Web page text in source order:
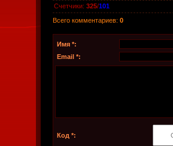
Счетчики: 325/101
Всего комментариев: 0
Имя *:
Email *:
Код *: